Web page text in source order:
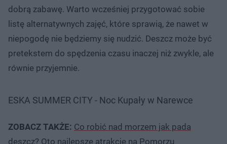
dobrą zabawę. Warto wcześniej przygotować sobie
listę alternatywnych zajęć, które sprawią, że nawet w
niepogodę nie będziemy się nudzić. Deszcz może być
pretekstem do spędzenia czasu inaczej niż zwykle, ale
równie przyjemnie.
ESKA SUMMER CITY - Noc Kupały w Narewce
ZOBACZ TAKŻE: Co robić nad morzem jak pada
deszcz? Oto najlepsze atrakcje na Pomorzu